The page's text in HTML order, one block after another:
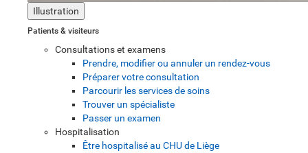
Illustration
Patients & visiteurs
Consultations et examens
Prendre, modifier ou annuler un rendez-vous
Préparer votre consultation
Parcourir les services de soins
Trouver un spécialiste
Passer un examen
Hospitalisation
Être hospitalisé au CHU de Liège